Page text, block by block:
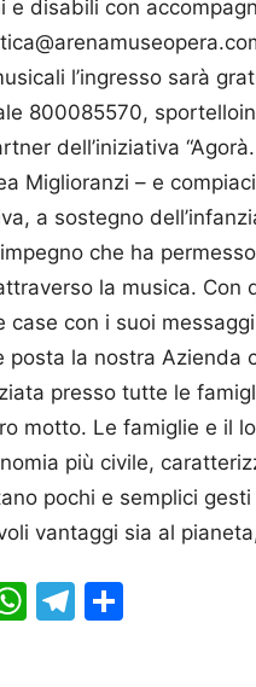
e disabili con
l’ingresso sarà
800085570,
dell’iniziativa
Miglioranzi – e
a sostegno
che ha
la musica. Con
case con i suoi
posta la nostra Azienda
presso tutte le
motto. Le famiglie e il
più civile,
pochi e semplici
vantaggi sia al
WhatsApp
Telegram